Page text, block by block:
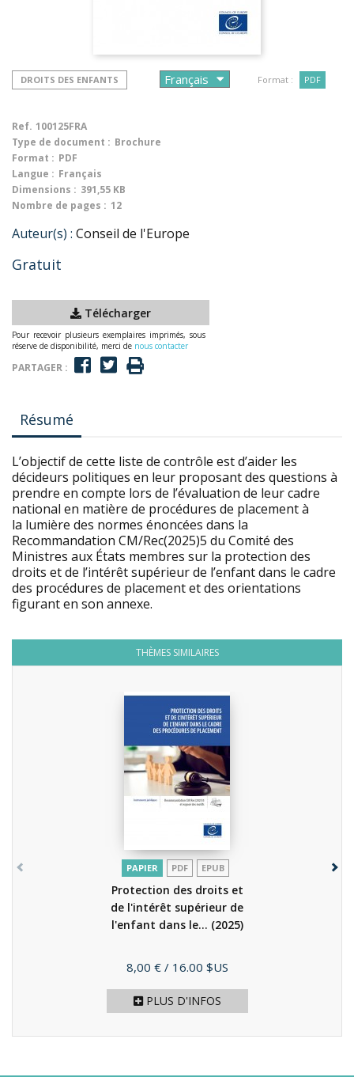
DROITS DES ENFANTS Format : PDF
Ref. 100125FRA
Type de document : Brochure
Format : PDF
Langue : Français
Dimensions : 391,55 KB
Nombre de pages : 12
Auteur(s) : Conseil de l'Europe
Gratuit
Télécharger
Pour recevoir plusieurs exemplaires imprimés, sous
réserve de disponibilité, merci de nous contacter
PARTAGER :
Résumé
L’objectif de cette liste de contrôle est d’aider les
décideurs politiques en leur proposant des questions à
prendre en compte lors de l’évaluation de leur cadre
national en matière de procédures de placement à
la lumière des normes énoncées dans la
Recommandation CM/Rec(2025)5 du Comité des
Ministres aux États membres sur la protection des
droits et de l’intérêt supérieur de l’enfant dans le cadre
des procédures de placement et des orientations
figurant en son annexe.
THÈMES SIMILAIRES
PAPIER PDF EPUB
Protection des droits et
de l'intérêt supérieur de
l'enfant dans le... (2025)
Prix
8,00 € / 16.00 $US
PLUS D'INFOS